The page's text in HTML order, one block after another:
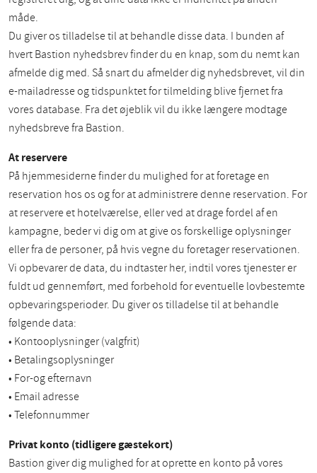
måde.
Du giver os tilladelse til at behandle disse data. I bunden af
hvert Bastion nyhedsbrev finder du en knap, som du nemt kan
afmelde dig med. Så snart du afmelder dig nyhedsbrevet, vil din
e-mailadresse og tidspunktet for tilmelding blive fjernet fra
vores database. Fra det øjeblik vil du ikke længere modtage
nyhedsbreve fra Bastion.
At reservere
På hjemmesiderne finder du mulighed for at foretage en
reservation hos os og for at administrere denne reservation. For
at reservere et hotelværelse, eller ved at drage fordel af en
kampagne, beder vi dig om at give os forskellige oplysninger
eller fra de personer, på hvis vegne du foretager reservationen.
Vi opbevarer de data, du indtaster her, indtil vores tjenester er
fuldt ud gennemført, med forbehold for eventuelle lovbestemte
opbevaringsperioder. Du giver os tilladelse til at behandle
følgende data:
• Kontooplysninger (valgfrit)
• Betalingsoplysninger
• For-og efternavn
• Email adresse
• Telefonnummer
Privat konto (tidligere gæstekort)
Bastion giver dig mulighed for at oprette en konto på vores